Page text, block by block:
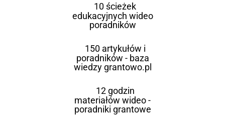
10 ścieżek
edukacyjnych wideo
poradników
150 artykułów i
poradników - baza
wiedzy grantowo.pl
12 godzin
materiałów wideo -
poradniki grantowe